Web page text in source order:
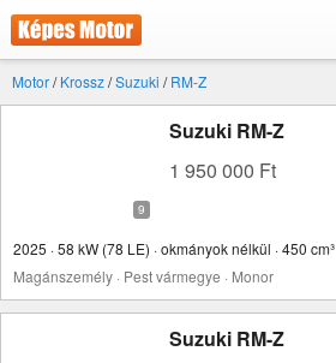
Motor/Krossz/Suzuki /RM-Z
Suzuki RM-Z
1 950 000 Ft
2025 · 58 kW (78 LE) · okmányok nélkül · 450 cm³
Magánszemély · Pest vármegye · Monor
Suzuki RM-Z